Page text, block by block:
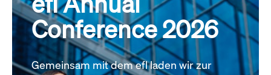
Conference 2026
Gemeinsam mit dem efl laden wir zur